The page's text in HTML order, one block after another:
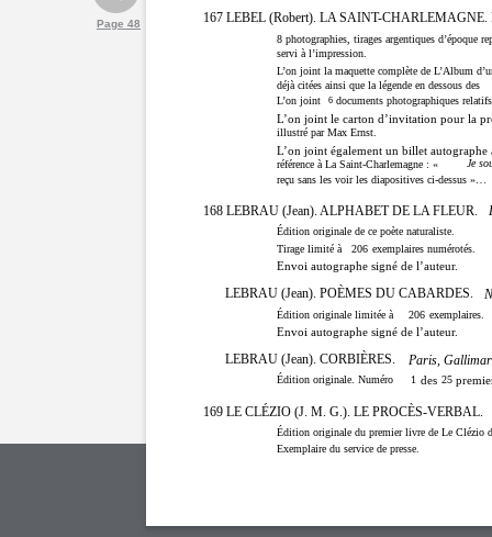
Page 48 167 LEBEL (Robert). LA SAINT-
8 photographies, tirages argentiques d’époque
servi à l’impression.
L’on joint la maquette complète de L’Album
déjà citées ainsi que la légende en dessous des
L’on joint
6 documents photographiques
L’on joint le carton d’invitation pour la
illustré par Max Ernst.
L’on joint également un billet
référence à La Saint-Charlemagne : «
Je
reçu sans les voir les diapositives ci-dessus »…
168 LEBRAU (Jean). ALPHABET DE LA FLEUR.
Édition originale de ce poète naturaliste.
Tirage limité à
206 exemplaires numérotés.
Envoi autographe signé de l’auteur.
LEBRAU (Jean). POÈMES DU CABARDES.
Édition originale limitée à 206 exemplaires.
Envoi autographe signé de l’auteur.
LEBRAU (Jean). CORBIÈRES. Paris,
Édition originale. Numéro 1 des 25
169 LE CLÉZIO (J. M. G.). LE PROCÈS-VERBAL.
Édition originale du premier livre de Le Clézio
Exemplaire du service de presse.